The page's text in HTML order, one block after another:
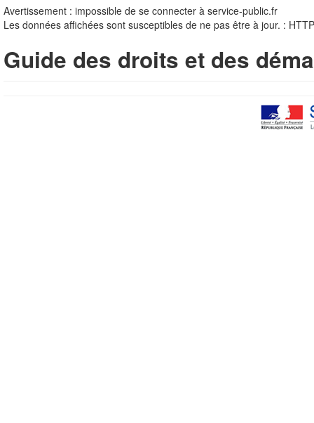
Avertissement : impossible de se connecter à service-public.fr
Les données affichées sont susceptibles de ne pas être à jour. :
Guide des droits et des